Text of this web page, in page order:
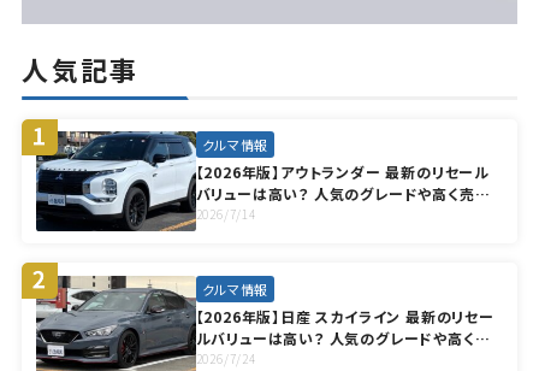
人気記事
クルマ情報
【2026年版】アウトランダー 最新のリセール
バリューは高い？ 人気のグレードや高く売却
する方法も徹底解説
2026/7/14
クルマ情報
【2026年版】日産 スカイライン 最新のリセー
ルバリューは高い？ 人気のグレードや高く売
却する方法も徹底解説
2026/7/24